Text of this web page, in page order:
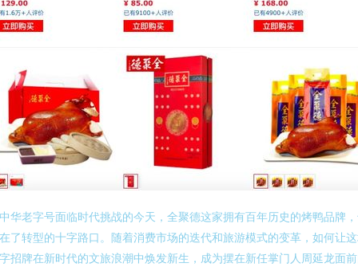
华老字号面临时代挑战的今天，全聚德这家拥有百年历史的烤鸭品牌
了转型的十字路口。随着消费市场的迭代和旅游模式的变革，如何让
招牌在新时代的文旅浪潮中焕发新生，成为摆在新任掌门人周延龙面